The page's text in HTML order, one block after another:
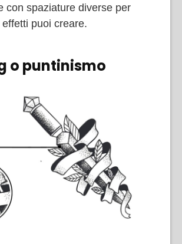
con spaziature diverse per
puoi creare.
o puntinismo